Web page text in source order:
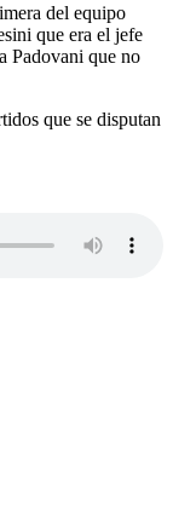
del equipo
que era el jefe
Padovani que no
que se disputan